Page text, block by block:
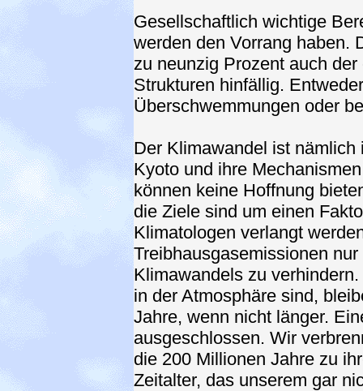
Gesellschaftlich wichtige
werden den Vorrang haben.
zu neunzig Prozent auch
Strukturen hinfällig.
Überschwemmungen oder
Der Klimawandel ist
Kyoto und ihre
können keine Hoffnung
die Ziele sind um einen
Klimatologen verlangt
Treibhausgasemissionen
Klimawandels zu
in der Atmosphäre sind,
Jahre, wenn nicht länger.
ausgeschlossen. Wir
die 200 Millionen Jahre zu
Zeitalter, das unserem gar